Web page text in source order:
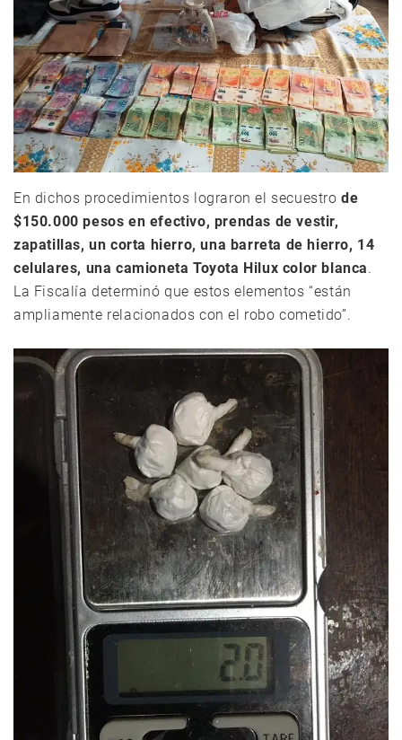
En dichos procedimientos lograron el secuestrode
$150.000 pesos en efectivo, prendas de vestir,
zapatillas, un corta hierro, una barreta de hierro, 14
celulares, una camioneta Toyota Hilux color blanca.
La Fiscalía determinó que estos elementos “están
ampliamente relacionados con el robo cometido”.